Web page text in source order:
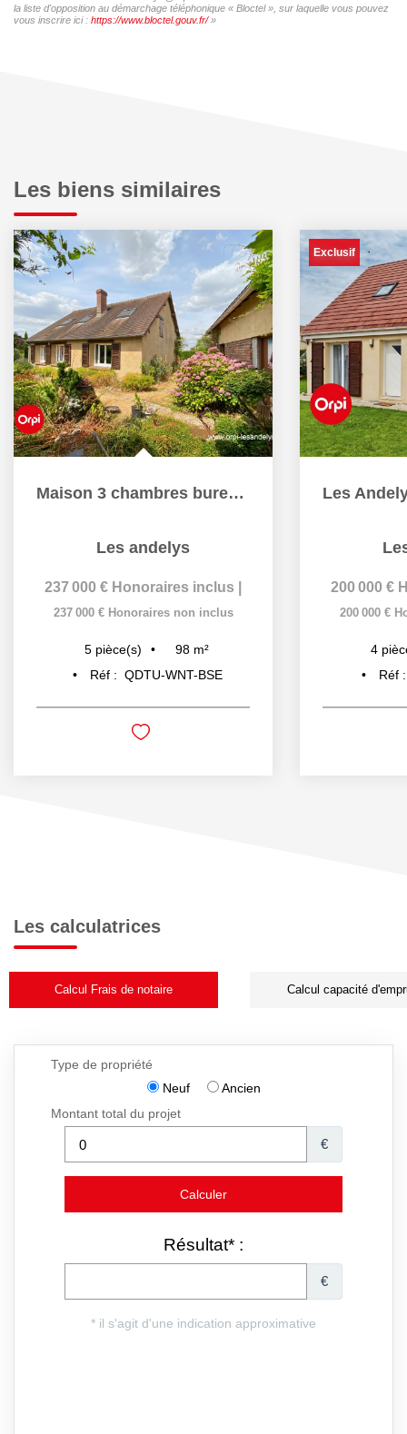
la liste d'opposition au démarchage téléphonique « Bloctel », sur laquelle vous pouvez
vous inscrire ici : https://www.bloctel.gouv.fr/»
Les biens similaires
Maison 3 chambres bureau dépendance
Les andelys
237 000 € Honoraires inclus
237 000 € Honoraires non inclus
5 pièce(s) 98 m²
Réf : QDTU-WNT-BSE
Exclusif
200 000 €
200 000 €
4
Réf
Les calculatrices
Calcul Frais de notaire Calcul capacité